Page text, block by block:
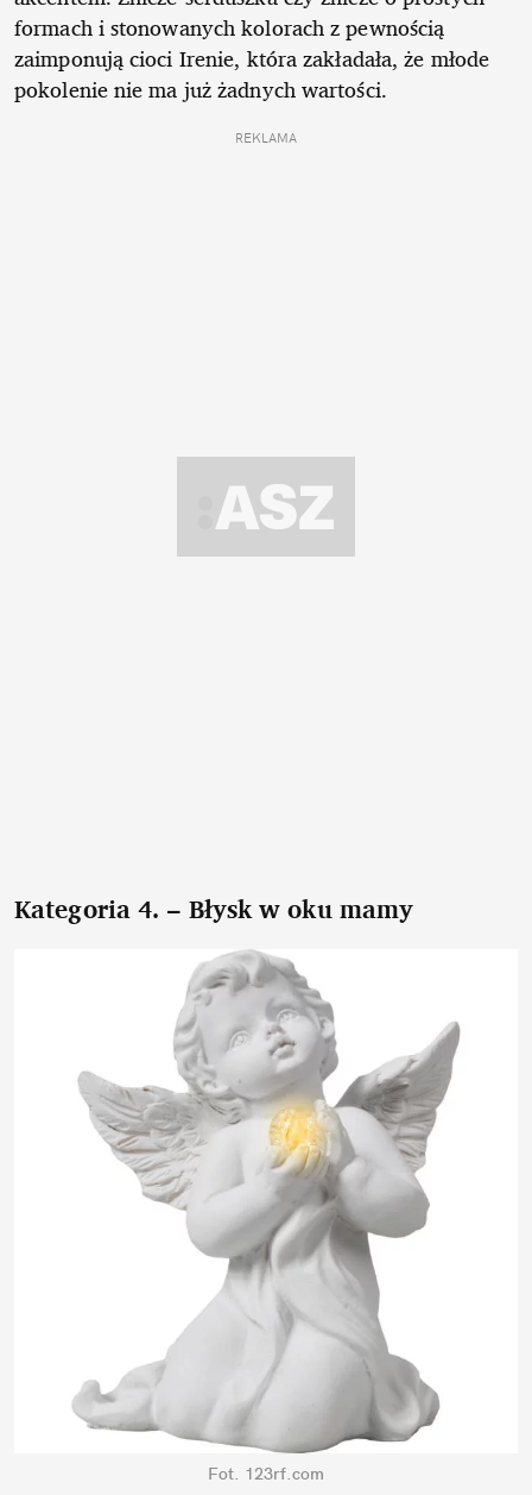
formach i stonowanych kolorach z pewnością
zaimponują cioci Irenie, która zakładała, że młode
pokolenie nie ma już żadnych wartości.
REKLAMA
Kategoria 4. – Błysk w oku mamy
Fot. 123rf.com